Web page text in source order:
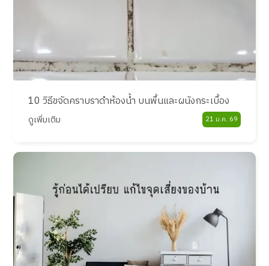
10 วิธีขจัดคราบราดําห้องน้ำ บนพื้นและผนังกระเบื้อง
ดูเพิ่มเติม 21 ม.ค. 69